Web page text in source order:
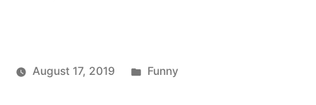
August 17, 2019
Veröffentlicht
Funny